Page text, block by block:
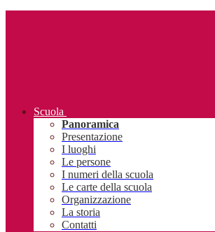
Scuola
Panoramica
Presentazione
I luoghi
Le persone
I numeri della scuola
Le carte della scuola
Organizzazione
La storia
Contatti